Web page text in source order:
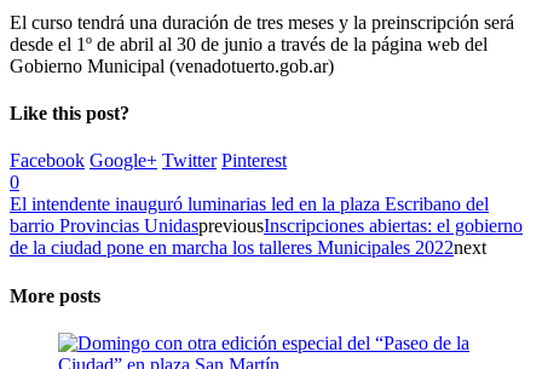
El curso tendrá una duración de tres meses y la preinscripción será
desde el 1º de abril al 30 de junio a través de la página web del
Gobierno Municipal (venadotuerto.gob.ar)
Like this post?
Facebook Google+ Twitter Pinterest
0
El intendente inauguró luminarias led en la plaza Escribano del
barrio Provincias UnidaspreviousInscripciones abiertas: el gobierno
de la ciudad pone en marcha los talleres Municipales 2022next
More posts